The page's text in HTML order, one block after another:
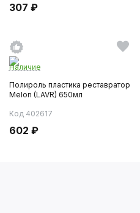
307 ₽
Наличие
Полироль пластика реставратор
Melon (LAVR) 650мл
Код 402617
602 ₽